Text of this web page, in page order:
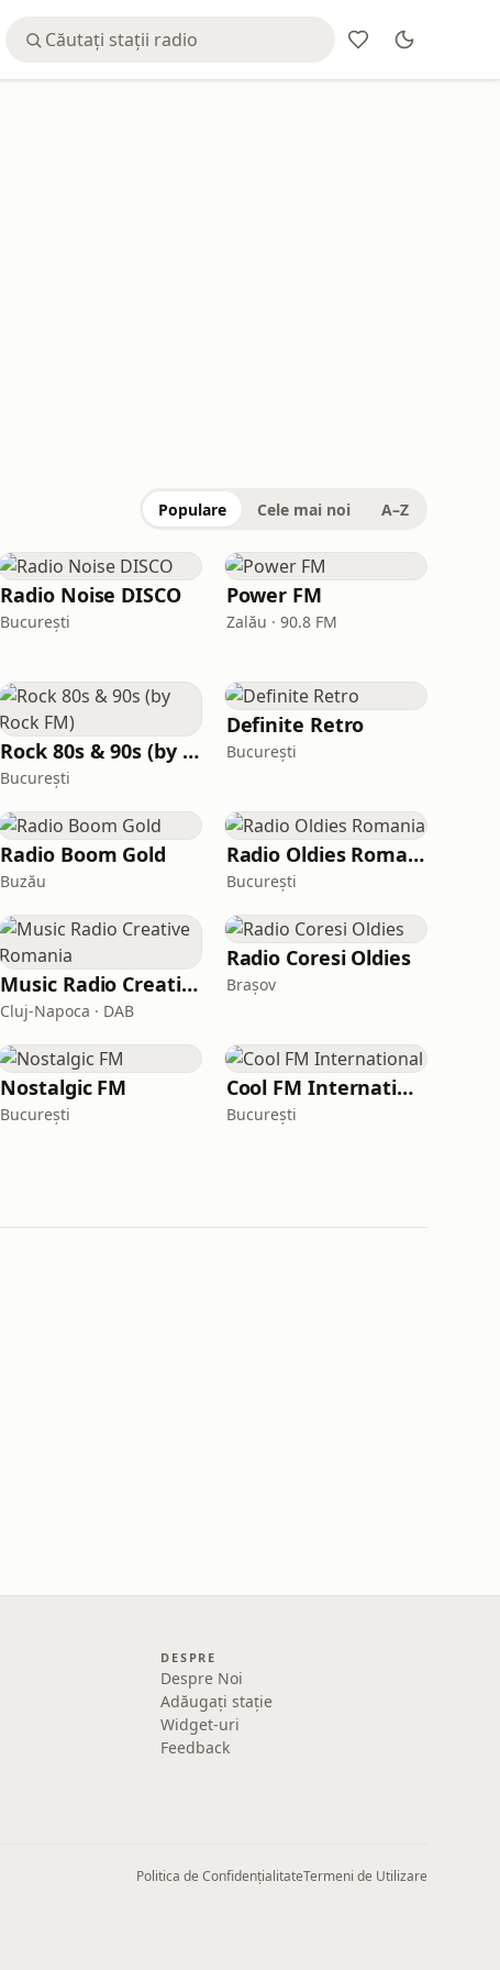
Populare Cele mai noi A–Z
Radio Noise DISCO
București
Power FM
Zalău · 90.8 FM
Rock 80s & 90s (by Rock FM)
București
Definite Retro
București
Radio Boom Gold
Buzău
Radio Oldies Romania
București
Music Radio Creative Romania
Cluj-Napoca · DAB
Radio Coresi Oldies
Brașov
Nostalgic FM
București
Cool FM International
București
DESPRE
Despre Noi
Adăugați stație
Widget-uri
Feedback
Politica de ConfidențialitateTermeni de Utilizare